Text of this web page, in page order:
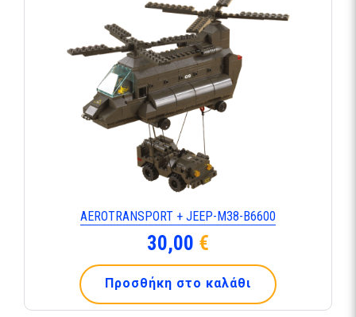
AEROTRANSPORT + JEEP-M38-B6600
30,00 €
Προσθήκη στο καλάθι